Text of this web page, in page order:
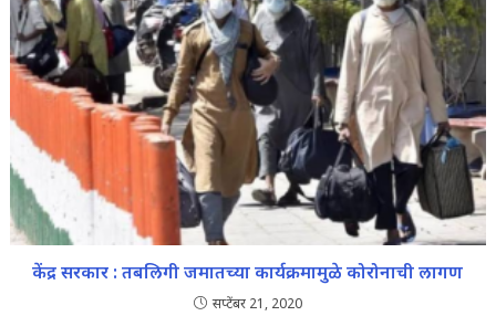
केंद्र सरकार : तबलिगी जमातच्या कार्यक्रमामुळे कोरोनाची लागण
सप्टेंबर 21, 2020